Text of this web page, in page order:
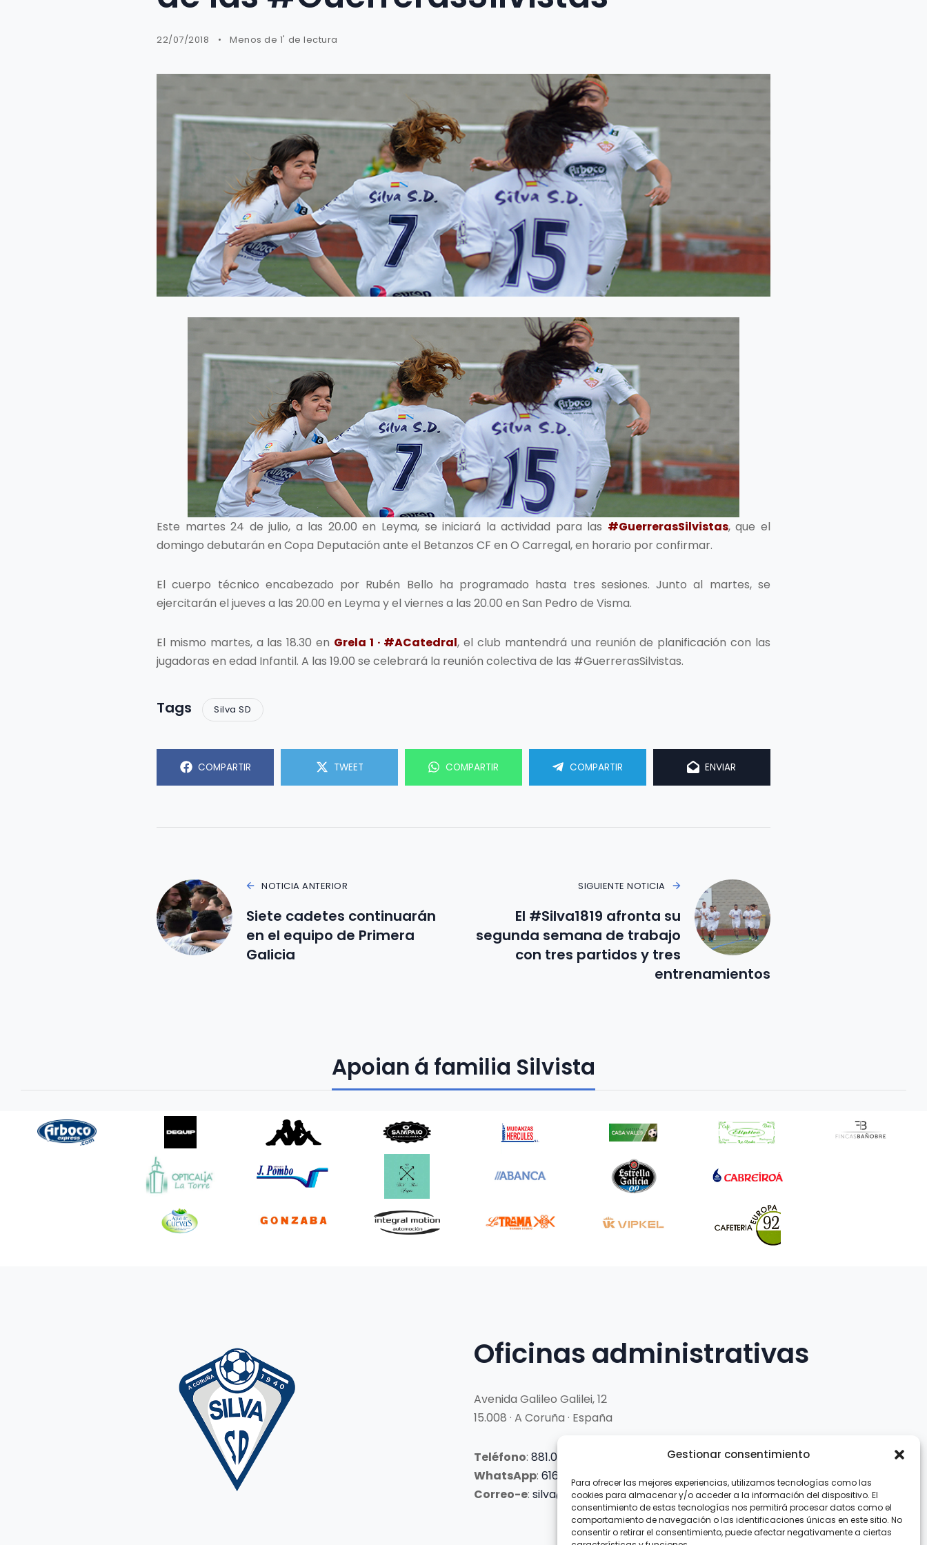
Gestionar consentimiento
Para ofrecer las mejores experiencias, utilizamos tecnologías como las
cookies para almacenar y/o acceder a la información del dispositivo. El
consentimiento de estas tecnologías nos permitirá procesar datos como el
comportamiento de navegación o las identificaciones únicas en este sitio. No
consentir o retirar el consentimiento, puede afectar negativamente a ciertas
22/07/2018 Menos de 1' de lectura
Este martes 24 de julio, a las 20.00 en Leyma, se iniciará la actividad para las #GuerrerasSilvistas, que el
domingo debutarán en Copa Deputación ante el Betanzos CF en O Carregal, en horario por confirmar.
El cuerpo técnico encabezado por Rubén Bello ha programado hasta tres sesiones. Junto al martes, se
ejercitarán el jueves a las 20.00 en Leyma y el viernes a las 20.00 en San Pedro de Visma.
El mismo martes, a las 18.30 en Grela 1 · #ACatedral, el club mantendrá una reunión de planificación con las
jugadoras en edad Infantil. A las 19.00 se celebrará la reunión colectiva de las #GuerrerasSilvistas.
Tags Silva SD
COMPARTIR TWEET COMPARTIR COMPARTIR ENVIAR
NOTICIA ANTERIOR
Siete cadetes continuarán
en el equipo de Primera
Galicia
SIGUIENTE NOTICIA
El #Silva1819 afronta su
segunda semana de trabajo
con tres partidos y tres
entrenamientos
Apoian á familia Silvista
Oficinas administrativas
Avenida Galileo Galilei, 12
15.008 · A Coruña · España
Teléfono: 881.069.303
WhatsApp: 616.897.466
Correo-e: silva@clubsilva.com